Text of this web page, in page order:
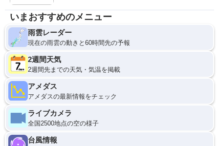
いまおすすめのメニュー
雨雲レーダー
現在の雨雲の動きと60時間先の予報
2週間天気
2週間先までの天気・気温を掲載
アメダス
アメダスの最新情報をチェック
ライブカメラ
全国2500地点の空の様子
台風情報